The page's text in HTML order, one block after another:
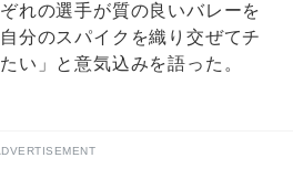
れの選手が質の良いバレーを
分のスパイクを織り交ぜてチ
い」と意気込みを語った。